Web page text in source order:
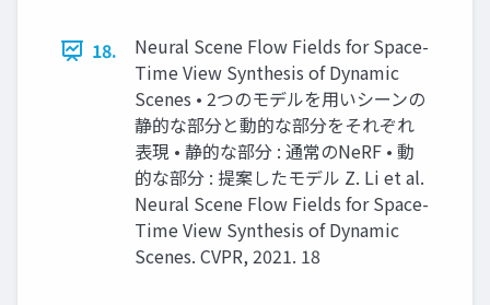
18.
Neural Scene Flow Fields for Space-
Time View Synthesis of Dynamic
Scenes • 2つのモデルを用いシーンの
静的な部分と動的な部分をそれぞれ
表現 • 静的な部分 : 通常のNeRF • 動
的な部分 : 提案したモデル Z. Li et al.
Neural Scene Flow Fields for Space-
Time View Synthesis of Dynamic
Scenes. CVPR, 2021. 18